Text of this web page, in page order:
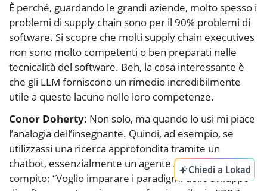
È perché, guardando le grandi aziende, molto spesso i
problemi di supply chain sono per il 90% problemi di
software. Si scopre che molti supply chain executives
non sono molto competenti o ben preparati nelle
tecnicalità del software. Beh, la cosa interessante è
che gli LLM forniscono un rimedio incredibilmente
utile a queste lacune nelle loro competenze.
Conor Doherty: Non solo, ma quando lo usi mi piace
l’analogia dell’insegnante. Quindi, ad esempio, se
utilizzassi una ricerca approfondita tramite un
chatbot, essenzialmente un agente AI, e gli dessi il
compito: “Voglio imparare i paradigmi dello sviluppo
Chiedi a Lokad